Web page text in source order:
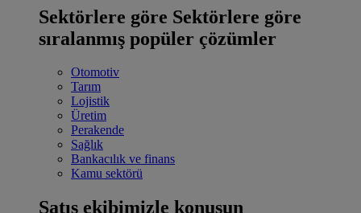
Sektörlere göre Sektörlere göre
sıralanmış popüler çözümler
Otomotiv
Tarım
Lojistik
Üretim
Perakende
Sağlık
Bankacılık ve finans
Kamu sektörü
Satış ekibimizle konuşun